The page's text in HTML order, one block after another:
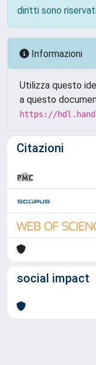
diritti sono
Informazioni
Utilizza questo
a questo
https://
Citazioni
social impact